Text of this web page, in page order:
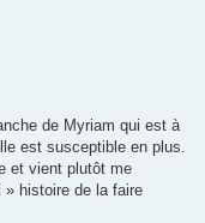
de Myriam qui est à
est susceptible en plus.
et vient plutôt me
histoire de la faire